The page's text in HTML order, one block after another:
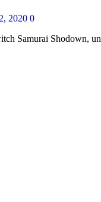
2020 0
Samurai Shodown,